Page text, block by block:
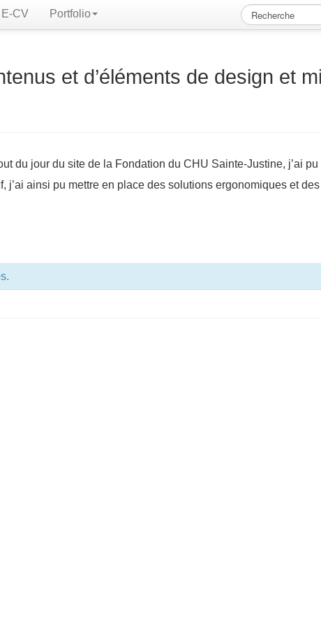
E-CV Portfolio
et d’éléments de design et
du jour du site de la Fondation du CHU Sainte-Justine, j’ai
j’ai ainsi pu mettre en place des solutions ergonomiques et